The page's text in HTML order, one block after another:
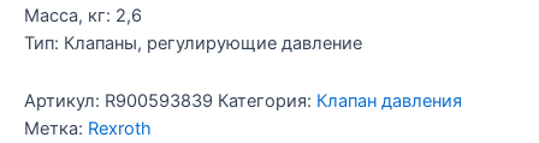
Масса, кг: 2,6
Тип: Клапаны, регулирующие давление
Артикул: R900593839 Категория: Клапан давления
Метка: Rexroth